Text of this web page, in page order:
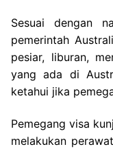
Sesuai dengan
pemerintah
pesiar, liburan,
yang ada di
ketahui jika
Pemegang visa
melakukan